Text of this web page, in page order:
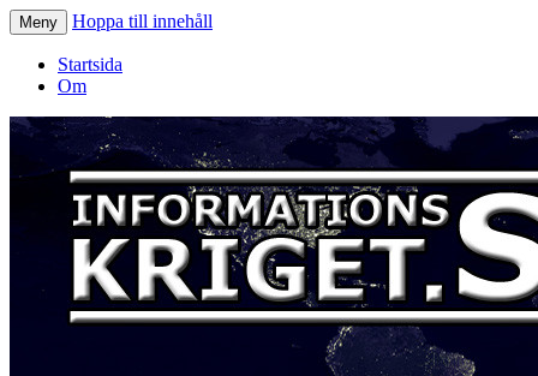
Informationskriget.se
Meny Hoppa till innehåll
Startsida
Om